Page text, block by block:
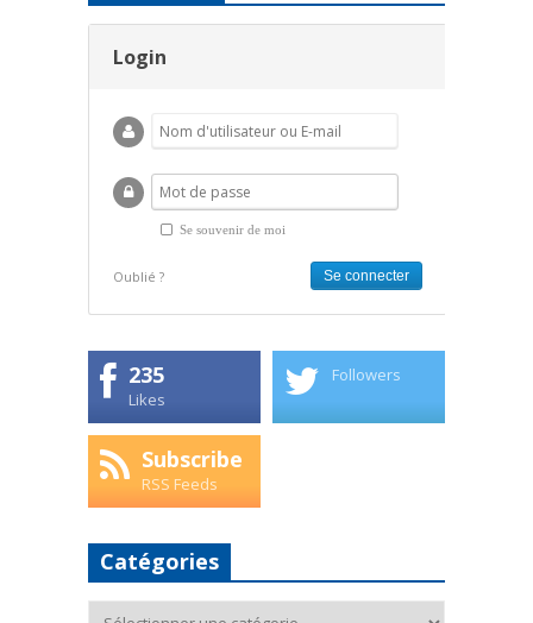
Login
Se souvenir de moi
Oublié ?
235
Likes
Followers
Subscribe
RSS Feeds
Catégories